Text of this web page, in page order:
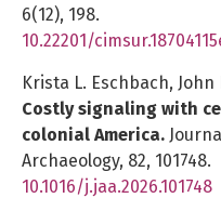
6(12), 198.
10.22201/
Krista L. Eschbach, John
Costly signaling with
colonial America.
Archaeology, 82, 101748.
10.1016/j.jaa.2026.101748